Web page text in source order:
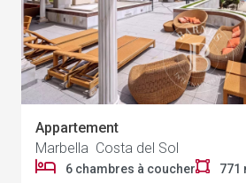
Appartement
Marbella Costa del Sol
6 chambres à coucher 771